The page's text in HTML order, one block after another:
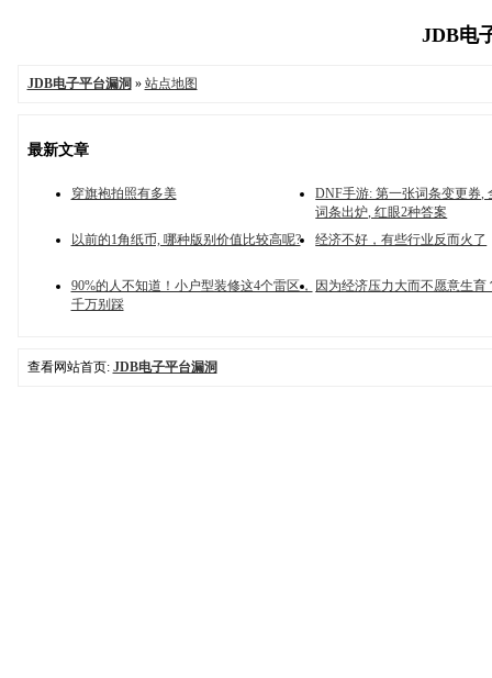
JDB电
JDB电子平台漏洞 » 站点地图
最新文章
穿旗袍拍照有多美
DNF手游: 第一张词条变更券,
词条出炉, 红眼2种答案
以前的1角纸币, 哪种版别价值比较高呢?
经济不好，有些行业反而火了
90%的人不知道！小户型装修这4个雷区，
千万别踩
因为经济压力大而不愿意生育
查看网站首页: JDB电子平台漏洞